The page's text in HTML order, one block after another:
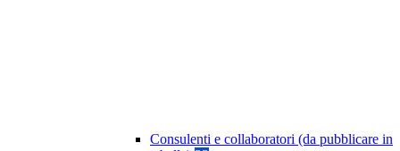
Consulenti e collaboratori (da pubblicare in